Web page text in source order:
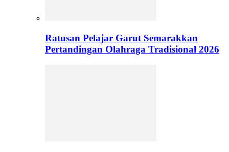
Ratusan Pelajar Garut Semarakkan
Pertandingan Olahraga Tradisional 2026